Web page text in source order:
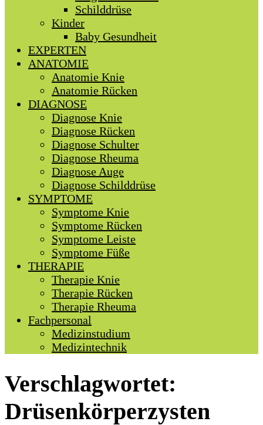
Schilddrüse
Kinder
Baby Gesundheit
EXPERTEN
ANATOMIE
Anatomie Knie
Anatomie Rücken
DIAGNOSE
Diagnose Knie
Diagnose Rücken
Diagnose Schulter
Diagnose Rheuma
Diagnose Auge
Diagnose Schilddrüse
SYMPTOME
Symptome Knie
Symptome Rücken
Symptome Leiste
Symptome Füße
THERAPIE
Therapie Knie
Therapie Rücken
Therapie Rheuma
Fachpersonal
Medizinstudium
Medizintechnik
Verschlagwortet:
Drüsenkörperzysten